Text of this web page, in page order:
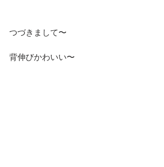
つづきまして〜
背伸びかわいい〜